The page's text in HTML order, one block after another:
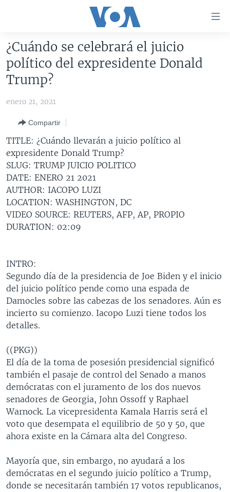
accesibilidad
Salte
contenido
Salte
principal
Salte
búsqueda
AMÉRICA DEL NORTE
ELECCIONES EEUU 2024
VOA VERIFICA INMIGRACIÓN
VOA VERIFICA AMÉRICA LATINA
ARGENTINA
BOLIVIA
COLOMBIA
CHILE
PERÚ
ECUADOR
CHINA EN AMÉRICA LATINA
CENTROAMÉRICA
COSTA RICA
EL SALVADOR
GUATEMALA
HONDURAS
OTRAS SECCIONES
INMIGRACIÓN
LIBERTAD DE PRENSA
MUNDO
TECNOLOGÍA
DEPORTES
CIENCIA Y SALUD
ESPECIALES DE LA VOA
LIBERTAD DE PRENSA
UCRANIA
FOTOGRAFÍA
AUDIOS
EL MUNDO AL DÍA
FORO INTERAMERICANO
VISIÓN 360
LAS CLAVES
PANORAMA
RADIO
AVANCE INFORMATIVO
AUDIONOTICIAS
BUENOS DÍAS AMÉRICA
ESTADOS UNIDOS AL DÍA
EL MUNDO AL DÍA [RADIO]
FORO [RADIO]
DEPORTIVO INTERNACIONAL
NOTA ECONÓMICA
ENTRETENIMIENTO
DIRECT
DOCUMENTALES DE LA VOA
SÍGANOS
Idiomas
¿Cuándo se celebrará el juicio
político del expresidente Donald
Trump?
enero 21, 2021
Compartir
TITLE: ¿Cuándo llevarán a juicio político al
expresidente Donald Trump?
SLUG: TRUMP JUICIO POLITICO
DATE: ENERO 21 2021
AUTHOR: IACOPO LUZI
LOCATION: WASHINGTON, DC
VIDEO SOURCE: REUTERS, AFP, AP, PROPIO
DURATION: 02:09
INTRO:
Segundo día de la presidencia de Joe Biden y el inicio
del juicio político pende como una espada de
Damocles sobre las cabezas de los senadores. Aún es
incierto su comienzo. Iacopo Luzi tiene todos los
detalles.
((PKG))
El día de la toma de posesión presidencial significó
también el pasaje de control del Senado a manos
demócratas con el juramento de los dos nuevos
senadores de Georgia, John Ossoff y Raphael
Warnock. La vicepresidenta Kamala Harris será el
voto que desempata el equilibrio de 50 y 50, que
ahora existe en la Cámara alta del Congreso.
Mayoría que, sin embargo, no ayudará a los
demócratas en el segundo juicio político a Trump,
donde se necesitarán también 17 votos republicanos,